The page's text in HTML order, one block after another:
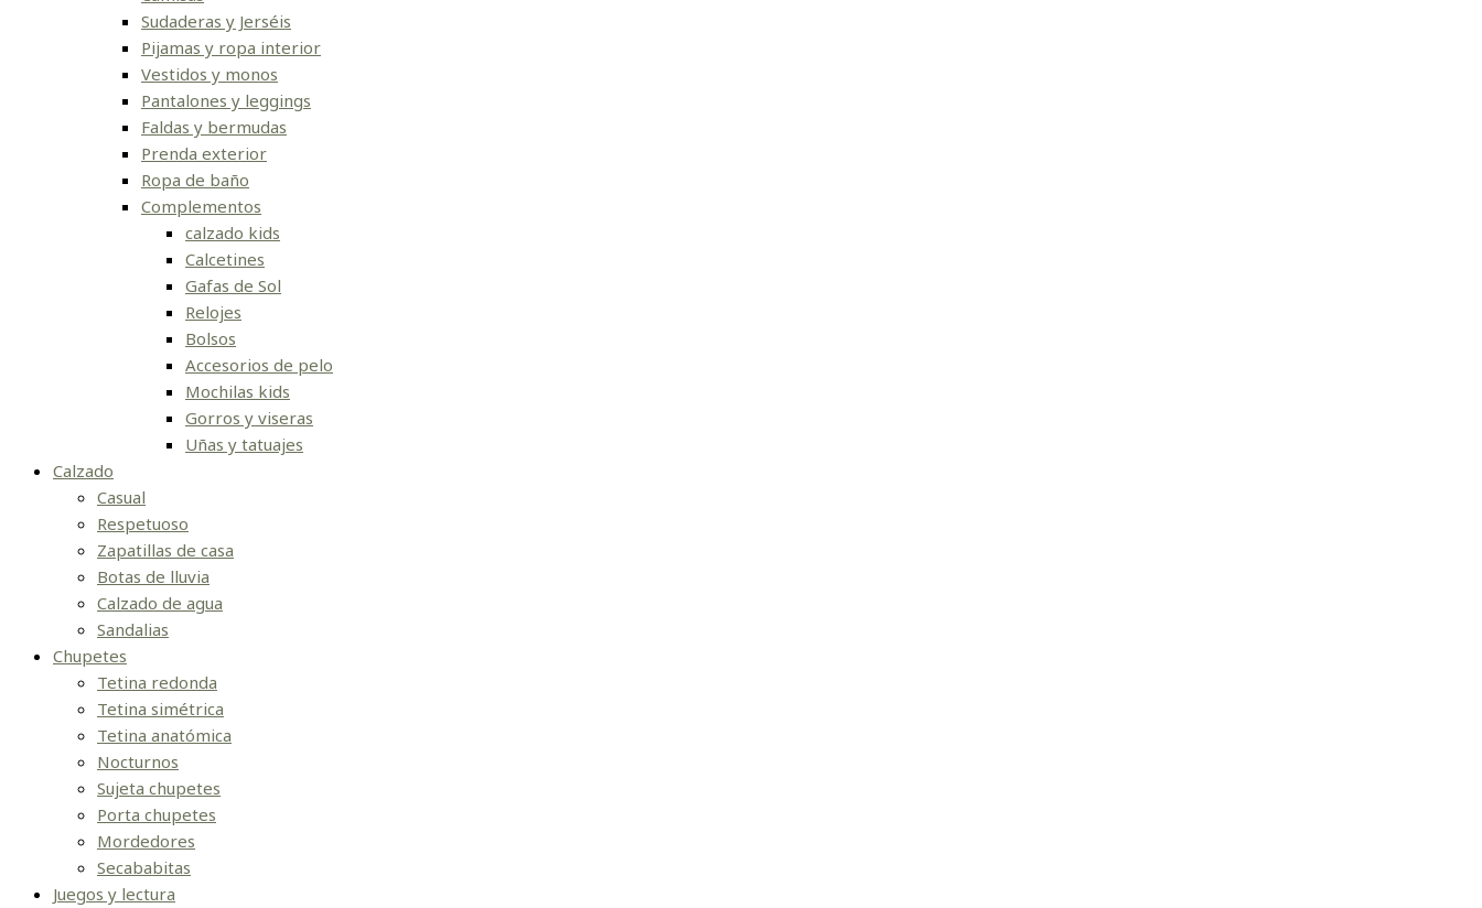
Sudaderas y Jerséis
Pijamas y ropa interior
Vestidos y monos
Pantalones y leggings
Faldas y bermudas
Prenda exterior
Ropa de baño
Complementos
calzado kids
Calcetines
Gafas de Sol
Relojes
Bolsos
Accesorios de pelo
Mochilas kids
Gorros y viseras
Uñas y tatuajes
Calzado
Casual
Respetuoso
Zapatillas de casa
Botas de lluvia
Calzado de agua
Sandalias
Chupetes
Tetina redonda
Tetina simétrica
Tetina anatómica
Nocturnos
Sujeta chupetes
Porta chupetes
Mordedores
Secababitas
Juegos y lectura